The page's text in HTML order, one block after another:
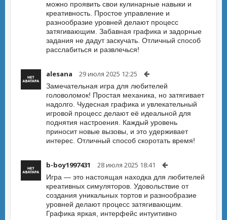
можно проявить свои кулинарные навыки и
креативность. Простое управление и
разнообразие уровней делают процесс
затягивающим. Забавная графика и задорные
задания не дадут заскучать. Отличный способ
расслабиться и развлечься!
alesana 29 июля 2025 12:25
Замечательная игра для любителей
головоломок! Простая механика, но затягивает
надолго. Чудесная графика и увлекательный
игровой процесс делают её идеальной для
поднятия настроения. Каждый уровень
приносит новые вызовы, и это удерживает
интерес. Отличный способ скоротать время!
b-boy1997431 28 июля 2025 18:41
Игра — это настоящая находка для любителей
креативных симуляторов. Удовольствие от
создания уникальных тортов и разнообразие
уровней делают процесс затягивающим.
Графика яркая, интерфейс интуитивно